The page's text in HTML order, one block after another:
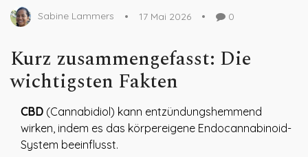
Sabine Lammers 17 Mai 2026 0
Kurz zusammengefasst: Die
wichtigsten Fakten
CBD (Cannabidiol) kann entzündungshemmend
wirken, indem es das körpereigene Endocannabinoid-
System beeinflusst.